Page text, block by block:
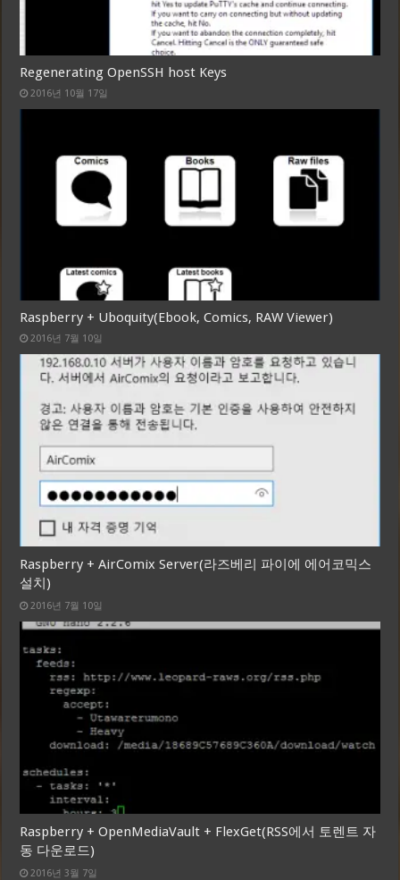
Regenerating OpenSSH host Keys
2016년 10월 17일
Raspberry + Uboquity(Ebook, Comics, RAW Viewer)
2016년 7월 10일
Raspberry + AirComix Server(라즈베리 파이에 에어코믹스
설치)
2016년 7월 10일
Raspberry + OpenMediaVault + FlexGet(RSS에서 토렌트 자
동 다운로드)
2016년 3월 7일